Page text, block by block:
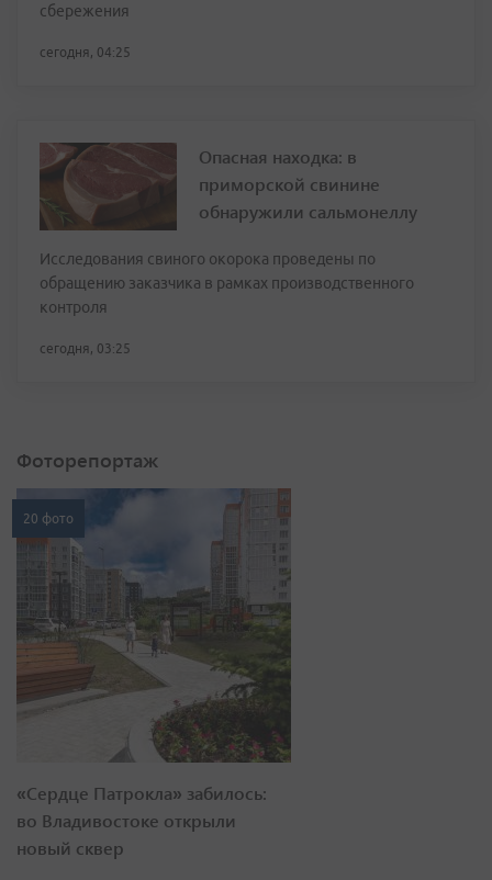
сбережения
сегодня, 04:25
Опасная находка: в
приморской свинине
обнаружили сальмонеллу
Исследования свиного окорока проведены по
обращению заказчика в рамках производственного
контроля
сегодня, 03:25
Фоторепортаж
20 фото
«Сердце Патрокла» забилось:
во Владивостоке открыли
новый сквер